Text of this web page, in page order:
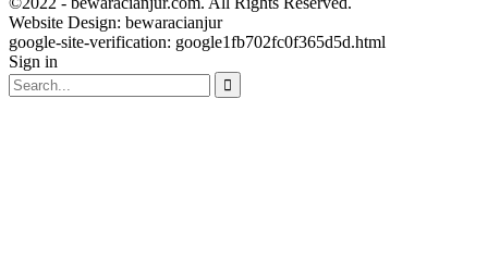
Website Design: bewaracianjur
google-site-verification: google1fb702fc0f365d5d.html
Sign in